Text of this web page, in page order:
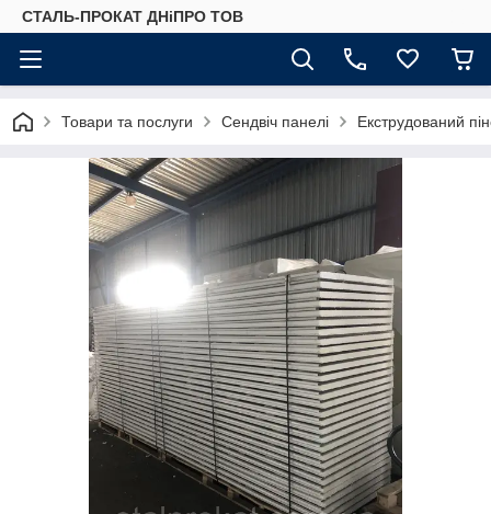
СТАЛЬ-ПРОКАТ ДНіПРО ТОВ
Товари та послуги Сендвіч панелі Екструдований